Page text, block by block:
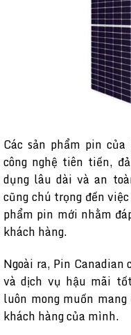
Các sản phẩm pin
công nghệ tiên tiến,
dụng lâu dài và an
cũng chú trọng đến
phẩm pin mới nhằm
khách hàng.
Ngoài ra, Pin
và dịch vụ hậu mãi
luôn mong muốn
khách hàng của mình.